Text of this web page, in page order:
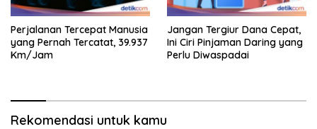
Perjalanan Tercepat Manusia
yang Pernah Tercatat, 39.937
Km/Jam
Jangan Tergiur Dana Cepat,
Ini Ciri Pinjaman Daring yang
Perlu Diwaspadai
Rekomendasi untuk kamu